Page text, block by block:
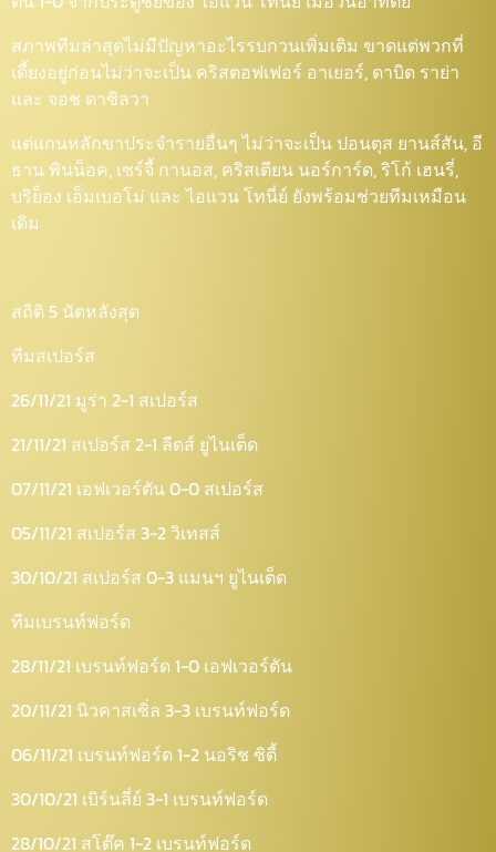
สภาพทีมล่าสุดไม่มีปัญหาอะไรรบกวนเพิ่มเติม ขาดแต่พวกที่
เดี้ยงอยู่ก่อนไม่ว่าจะเป็น คริสตอฟเฟอร์ อาเยอร์, ดาบิด ราย่า
และ จอช ดาซิลวา
แต่แกนหลักขาประจำรายอื่นๆ ไม่ว่าจะเป็น ปอนตุส ยานส์สัน, อี
ธาน พินน็อค, เซร์จี้ กานอส, คริสเตียน นอร์การ์ด, ริโก้ เฮนรี่,
บริย็อง เอ็มเบอโม่ และ ไอแวน โทนี่ย์ ยังพร้อมช่วยทีมเหมือน
เดิม
สถิติ 5 นัดหลังสุด
ทีมสเปอร์ส
26/11/21 มูร่า 2-1 สเปอร์ส
21/11/21 สเปอร์ส 2-1 ลีดส์ ยูไนเต็ด
07/11/21 เอฟเวอร์ตัน 0-0 สเปอร์ส
05/11/21 สเปอร์ส 3-2 วิเทสส์
30/10/21 สเปอร์ส 0-3 แมนฯ ยูไนเต็ด
ทีมเบรนท์ฟอร์ด
28/11/21 เบรนท์ฟอร์ด 1-0 เอฟเวอร์ตัน
20/11/21 นิวคาสเซิ่ล 3-3 เบรนท์ฟอร์ด
06/11/21 เบรนท์ฟอร์ด 1-2 นอริช ซิตี้
30/10/21 เบิร์นลี่ย์ 3-1 เบรนท์ฟอร์ด
28/10/21 สโต๊ค 1-2 เบรนท์ฟอร์ด